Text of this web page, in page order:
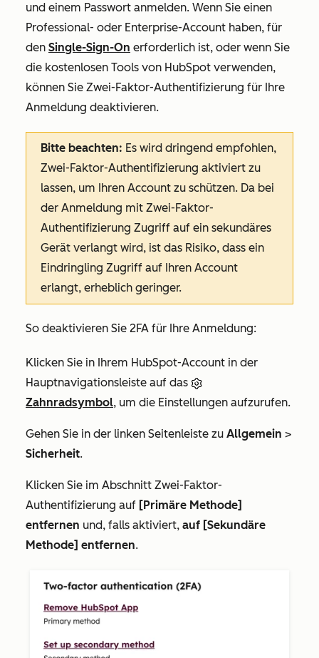
und einem Passwort anmelden. Wenn Sie einen
Professional- oder Enterprise-Account haben, für
den Single-Sign-On erforderlich ist, oder wenn Sie
die kostenlosen Tools von HubSpot verwenden,
können Sie Zwei-Faktor-Authentifizierung für Ihre
Anmeldung deaktivieren.
Bitte beachten: Es wird dringend empfohlen,
Zwei-Faktor-Authentifizierung aktiviert zu
lassen, um Ihren Account zu schützen. Da bei
der Anmeldung mit Zwei-Faktor-
Authentifizierung Zugriff auf ein sekundäres
Gerät verlangt wird, ist das Risiko, dass ein
Eindringling Zugriff auf Ihren Account
erlangt, erheblich geringer.
So deaktivieren Sie 2FA für Ihre Anmeldung:
Klicken Sie in Ihrem HubSpot-Account in der
Hauptnavigationsleiste auf das
Zahnradsymbol, um die Einstellungen aufzurufen.
Gehen Sie in der linken Seitenleiste zu Allgemein >
Sicherheit.
Klicken Sie im Abschnitt Zwei-Faktor-
Authentifizierung auf [Primäre Methode]
entfernen und, falls aktiviert, auf [Sekundäre
Methode] entfernen.